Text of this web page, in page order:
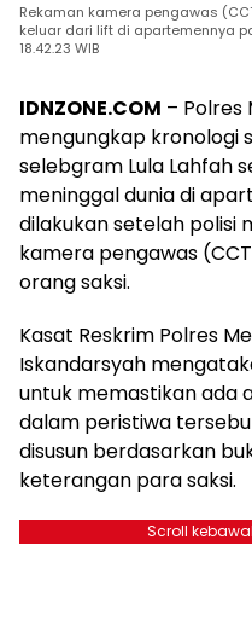
Rekaman kamera pengawas
keluar dari lift di apartemennya
18.42.23 WIB
IDNZONE.COM –
mengungkap kronologi
selebgram Lula Lahfah
meninggal dunia di
dilakukan setelah polisi
kamera pengawas
orang saksi.
Kasat Reskrim Polres
Iskandarsyah
untuk memastikan ada
dalam peristiwa
disusun berdasarkan
keterangan para saksi.
Scroll